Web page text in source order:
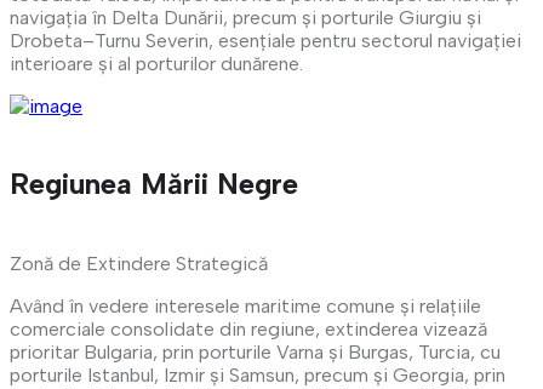
navigația în Delta Dunării, precum și porturile Giurgiu și
Drobeta–Turnu Severin, esențiale pentru sectorul navigației
interioare și al porturilor dunărene.
Regiunea Mării Negre
Zonă de Extindere Strategică
Având în vedere interesele maritime comune și relațiile
comerciale consolidate din regiune, extinderea vizează
prioritar Bulgaria, prin porturile Varna și Burgas, Turcia, cu
porturile Istanbul, Izmir și Samsun, precum și Georgia, prin